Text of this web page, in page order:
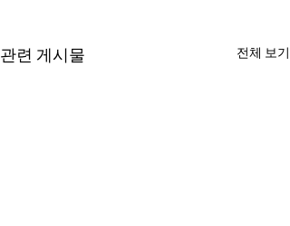
관련 게시물 전체 보기